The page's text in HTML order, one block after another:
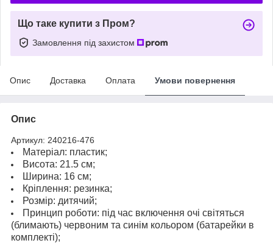
Що таке купити з Пром?
Замовлення під захистом
Опис Доставка Оплата Умови повернення
Опис
Артикул: 240216-476
Матеріал: пластик;
Висота: 21.5 см;
Ширина: 16 см;
Кріплення: резинка;
Розмір: дитячий;
Принцип роботи: під час включення очі світяться
(блимають) червоним та синім кольором (батарейки в
комплекті);